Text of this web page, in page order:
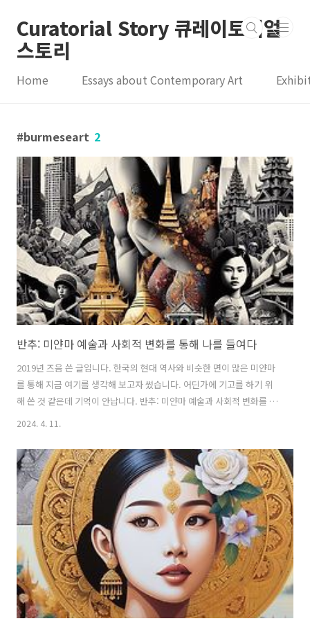
Curatorial Story 큐레이토리얼
스토리
Home Essays about Contemporary Art
burmeseart 2
반추: 미얀마 예술과 사회적 변화를 통해 나를 들여다
2019년 즈음 쓴 글입니다. 한국의 현대 역사와 비슷한 면이 많은 미얀마
를 통해 지금 여기를 생각해 보고자 썼습니다. 어딘가에 기고를 하기 위
해 쓴 것 같은데 기억이 안납니다. 반추: 미얀마 예술과 사회적 변화를 통
해 나를 들여다 마치 타임머신을 타고 과거로 간 것 같았다. 어릴 적 어머
상들과 냉장고가 없어 좌판에 고기를 늘어놓은 시장은 잃어버린 어린 시
절의 기억을 맞닥뜨리게 했다. 10년 전 양곤에서 받은 첫 느낌이다. 쉐다
곤 파고다의 황금빛 스펙터클이 주는 경외감과 인근 재래시장의 번잡함,
매연 가득한 양곤 시내 풍경은 나를 20여 년 전 한국으로 데려다놓은 느
낌이었다. 2009년 2월 7일 양곤문화예술대학 초청으로 얼마 전 작고..
2024. 4. 11.